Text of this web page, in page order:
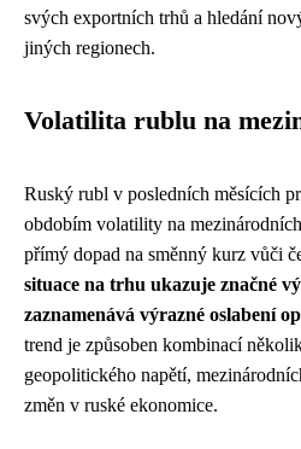
svých exportních trhů a hledání
jiných regionech.
Volatilita rublu na
Ruský rubl v posledních měsících
obdobím volatility na
přímý dopad na směnný kurz vůči
situace na trhu ukazuje značné
zaznamenává výrazné oslabení
trend je způsoben kombinací
geopolitického napětí,
změn v ruské ekonomice.